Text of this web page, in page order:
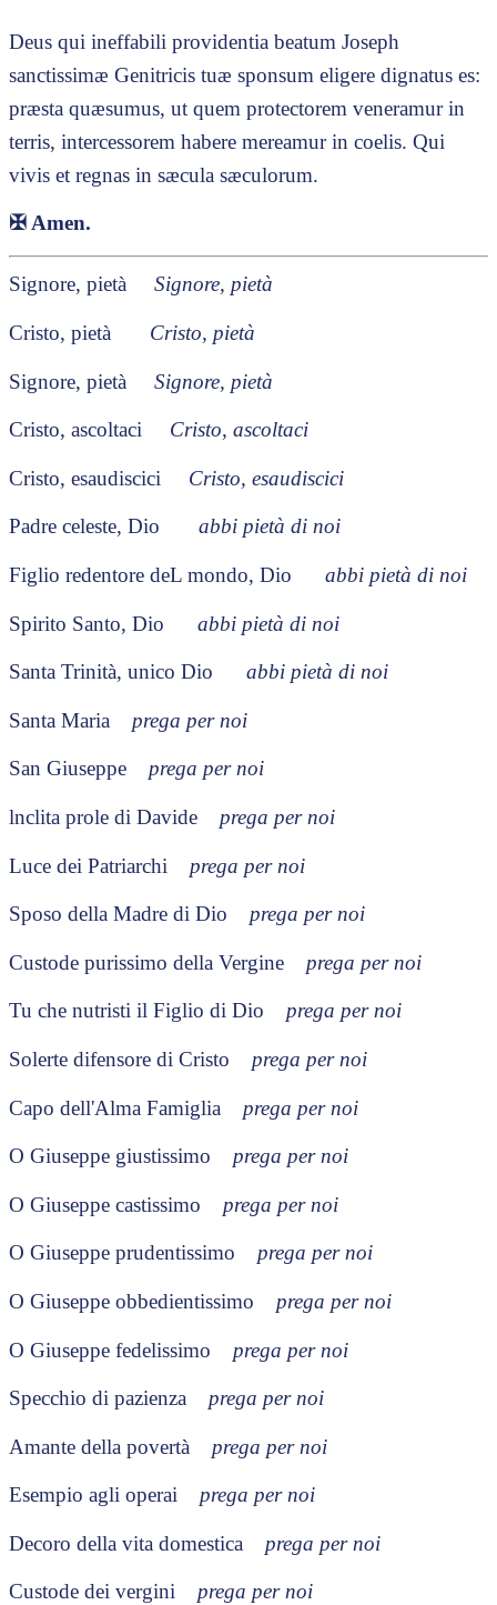
Deus qui ineffabili providentia beatum Joseph
sanctissimæ Genitricis tuæ sponsum eligere dignatus es:
præsta quæsumus, ut quem protectorem veneramur in
terris, intercessorem habere mereamur in coelis. Qui
vivis et regnas in sæcula sæculorum.
✠Amen.
Signore, pietà Signore, pietà
Cristo, pietà Cristo, pietà
Signore, pietà Signore, pietà
Cristo, ascoltaci Cristo, ascoltaci
Cristo, esaudiscici Cristo, esaudiscici
Padre celeste, Dio abbi pietà di noi
Figlio redentore deL mondo, Dio abbi pietà di noi
Spirito Santo, Dio abbi pietà di noi
Santa Trinità, unico Dio abbi pietà di noi
Santa Maria prega per noi
San Giuseppe prega per noi
lnclita prole di Davide prega per noi
Luce dei Patriarchi prega per noi
Sposo della Madre di Dio prega per noi
Custode purissimo della Vergine prega per noi
Tu che nutristi il Figlio di Dio prega per noi
Solerte difensore di Cristo prega per noi
Capo dell'Alma Famiglia prega per noi
O Giuseppe giustissimo prega per noi
O Giuseppe castissimo prega per noi
O Giuseppe prudentissimo prega per noi
O Giuseppe obbedientissimo prega per noi
O Giuseppe fedelissimo prega per noi
Specchio di pazienza prega per noi
Amante della povertà prega per noi
Esempio agli operai prega per noi
Decoro della vita domestica prega per noi
Custode dei vergini prega per noi